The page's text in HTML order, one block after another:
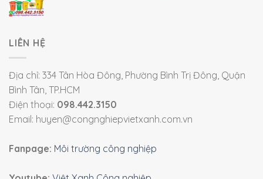
LIÊN HỆ
Địa chỉ: 334 Tân Hòa Đông, Phường Bình Trị Đông, Quận
Bình Tân, TP.HCM
Điện thoại: 098.442.3150
Email: huyen@congnghiepvietxanh.com.vn
Fanpage: Môi trường công nghiệp